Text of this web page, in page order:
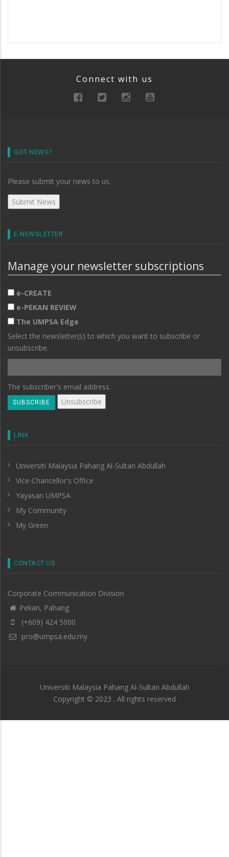
Connect with us
GOT NEWS?
Please submit your news to us.
E-NEWSLETTER
Manage your newsletter subscriptions
e-CREATE
e-PEKAN REVIEW
The UMPSA Edge
Select the newsletter(s) to which you want to subscribe or
unsubscribe.
The subscriber's email address.
LINK
Universiti Malaysia Pahang Al-Sultan Abdullah
Vice-Chancellor's Office
Yayasan UMPSA
My Community
My Green
CONTACT US
Corporate Communication Division
Pekan, Pahang
(+609) 424 5000
pro@umpsa.edu.my
Universiti Malaysia Pahang Al-Sultan Abdullah
Copyright © 2023 . All rights reserved